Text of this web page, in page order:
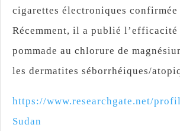
cigarettes électroniques confirmée
Récemment, il a publié l’efficacité
pommade au chlorure de
les dermatites séborrhéiques/
https://www.researchgate.net/
Sudan